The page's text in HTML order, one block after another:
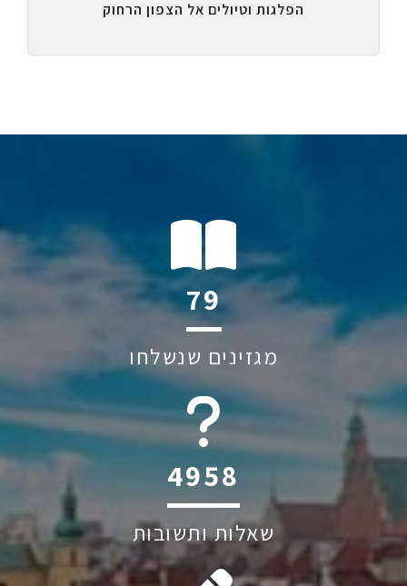
הפלגות וטיולים אל הצפון הרחוק
108
מגזינים שנשלחו
6045
שאלות ותשובות